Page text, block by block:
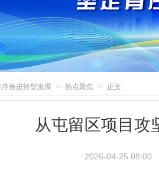
推进转型发展 > 热点聚焦 > 正文
从屯留区项目攻
2026-04-25 08:00